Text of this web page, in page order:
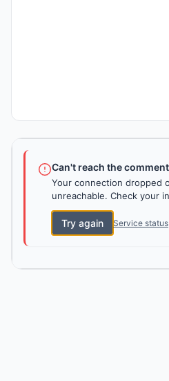
Can't reach the
Your connection dropped
unreachable. Check your
Try again Service status